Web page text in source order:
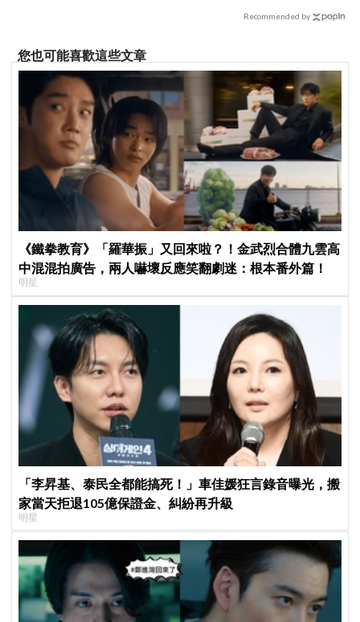
Recommended by
您也可能喜歡這些文章
《鐵拳教育》「羅華振」又回來啦？！金武烈合體九雲高
中混混拍廣告，兩人嚇壞反應笑翻劇迷：根本番外篇！
明星
「李昇基、泰民全都能搞死！」車佳媛狂言錄音曝光，搬
家當天拒退105億保證金、糾紛再升級
明星